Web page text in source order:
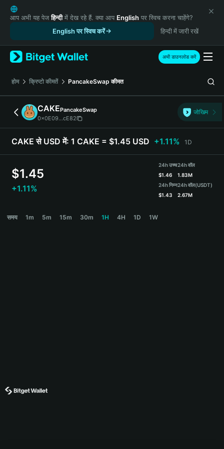
English
日本語
Русский
Español (Latinoamérica)
Türkçe
Italiano
Deutsch
简体中文
繁體中文
Português (Portugal)
हिन्दी
Español (Argentina)
आप अभी यह पेजहिन्दीमें देख रहे हैं. क्या आप English पर स्विच करना चाहेंगे?
English पर स्विच करें
हिन्दी में जारी रखें
अभी डाउनलोड करें
होम क्रिप्टो कीमतें PancakeSwap कीमत
CAKEPancakeSwap
0x0E09...cE82
जोखिम
CAKE से USD में: 1 CAKE = $1.45 USD +1.11% 1D
$1.45
+1.11%
24h उच्च
$1.46
24h निम्न
$1.43
24h वॉल
1.83M
24h वॉल(USDT)
2.67M
समय 1m 5m 15m 30m 1H 4H 1D 1W